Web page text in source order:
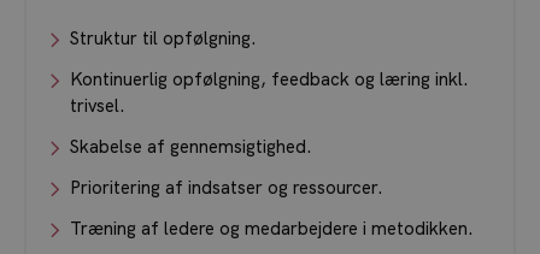
Struktur til opfølgning.
Kontinuerlig opfølgning, feedback og læring inkl.
trivsel.
Skabelse af gennemsigtighed.
Prioritering af indsatser og ressourcer.
Træning af ledere og medarbejdere i metodikken.